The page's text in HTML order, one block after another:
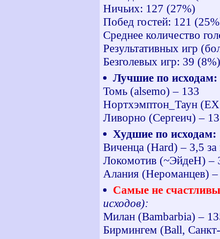
Ничьих: 127 (27%)
Побед гостей: 121
Среднее количество
Результативных игр
Безголевых игр: 39 (8%)
Лучшие по исходам:
Томь (alsemo) – 133
Нортхэмптон_Таун
Ливорно (Сергеич) –
Худшие по исходам:
Виченца (Hard) – 3,5 за
Локомотив (~ЭйдеН) –
Алания (Нероманцев) –
Самые не
исходов):
Милан (Bambarbia) –
Бирмингем (Ball,